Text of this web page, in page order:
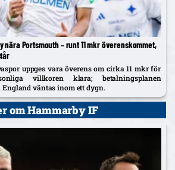
nära Portsmouth – runt 11 mkr överenskommet,
uppges vara överens om cirka 11 mkr för
villkoren klara; betalningsplanen
väntas inom ett dygn.
om Hammarby IF